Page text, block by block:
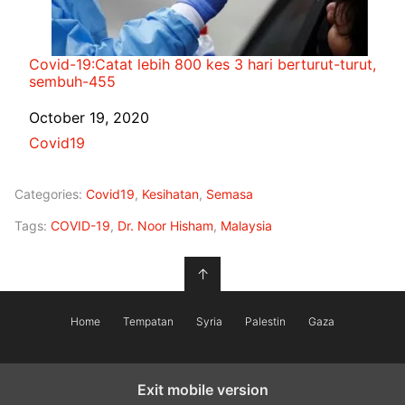
Covid-19:Catat lebih 800 kes 3 hari berturut-turut,
sembuh-455
Date
October 19, 2020
In relation to
Covid19
Categories: Covid19, Kesihatan, Semasa
Tags: COVID-19, Dr. Noor Hisham, Malaysia
↑
Home Tempatan Syria Palestin Gaza
Exit mobile version